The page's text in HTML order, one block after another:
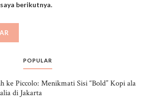
berikutnya.
POPULAR
ke Piccolo: Menikmati Sisi “Bold” Kopi ala
di Jakarta